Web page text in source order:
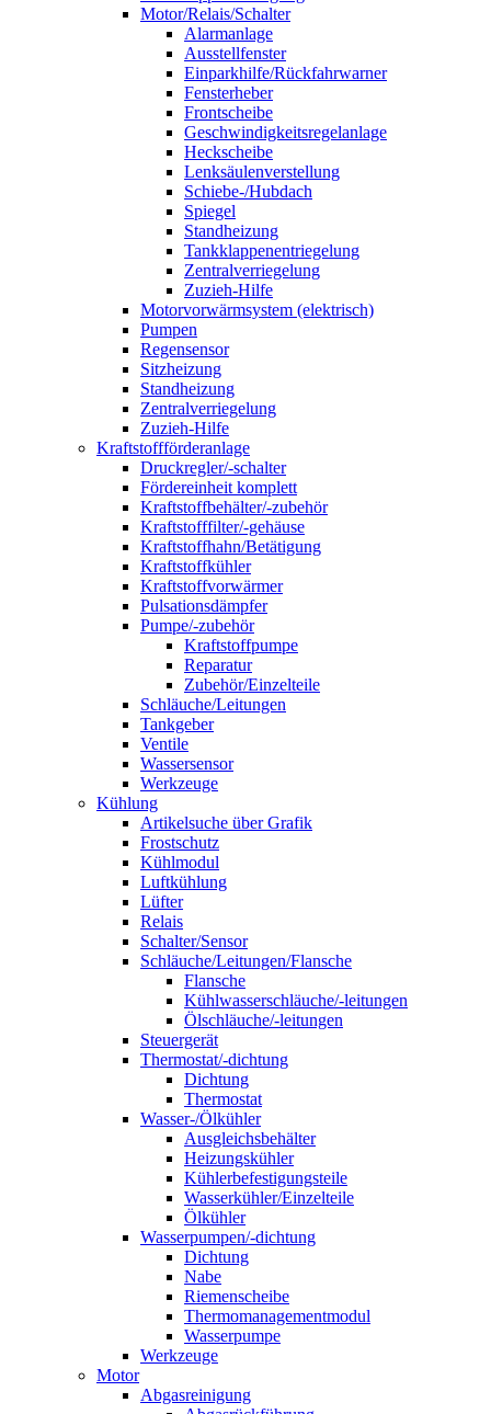
Motor/Relais/Schalter
Alarmanlage
Ausstellfenster
Einparkhilfe/Rückfahrwarner
Fensterheber
Frontscheibe
Geschwindigkeitsregelanlage
Heckscheibe
Lenksäulenverstellung
Schiebe-/Hubdach
Spiegel
Standheizung
Tankklappenentriegelung
Zentralverriegelung
Zuzieh-Hilfe
Motorvorwärmsystem (elektrisch)
Pumpen
Regensensor
Sitzheizung
Standheizung
Zentralverriegelung
Zuzieh-Hilfe
Kraftstoffförderanlage
Druckregler/-schalter
Fördereinheit komplett
Kraftstoffbehälter/-zubehör
Kraftstofffilter/-gehäuse
Kraftstoffhahn/Betätigung
Kraftstoffkühler
Kraftstoffvorwärmer
Pulsationsdämpfer
Pumpe/-zubehör
Kraftstoffpumpe
Reparatur
Zubehör/Einzelteile
Schläuche/Leitungen
Tankgeber
Ventile
Wassersensor
Werkzeuge
Kühlung
Artikelsuche über Grafik
Frostschutz
Kühlmodul
Luftkühlung
Lüfter
Relais
Schalter/Sensor
Schläuche/Leitungen/Flansche
Flansche
Kühlwasserschläuche/-leitungen
Ölschläuche/-leitungen
Steuergerät
Thermostat/-dichtung
Dichtung
Thermostat
Wasser-/Ölkühler
Ausgleichsbehälter
Heizungskühler
Kühlerbefestigungsteile
Wasserkühler/Einzelteile
Ölkühler
Wasserpumpen/-dichtung
Dichtung
Nabe
Riemenscheibe
Thermomanagementmodul
Wasserpumpe
Werkzeuge
Motor
Abgasreinigung